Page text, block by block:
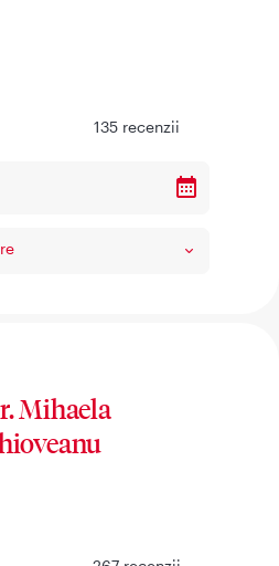
135 recenzii
Mihaela